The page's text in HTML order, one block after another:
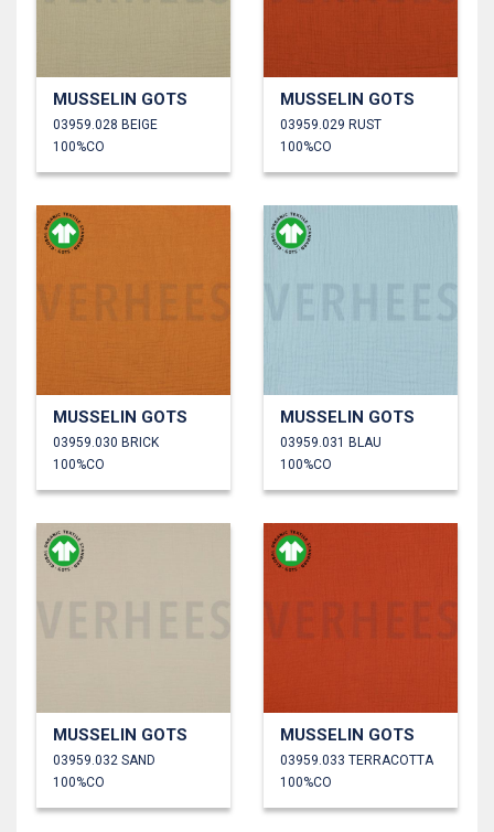
MUSSELIN GOTS
03959.028 BEIGE
100%CO
MUSSELIN GOTS
03959.029 RUST
100%CO
MUSSELIN GOTS
03959.030 BRICK
100%CO
MUSSELIN GOTS
03959.031 BLAU
100%CO
MUSSELIN GOTS
03959.032 SAND
100%CO
MUSSELIN GOTS
03959.033 TERRACOTTA
100%CO